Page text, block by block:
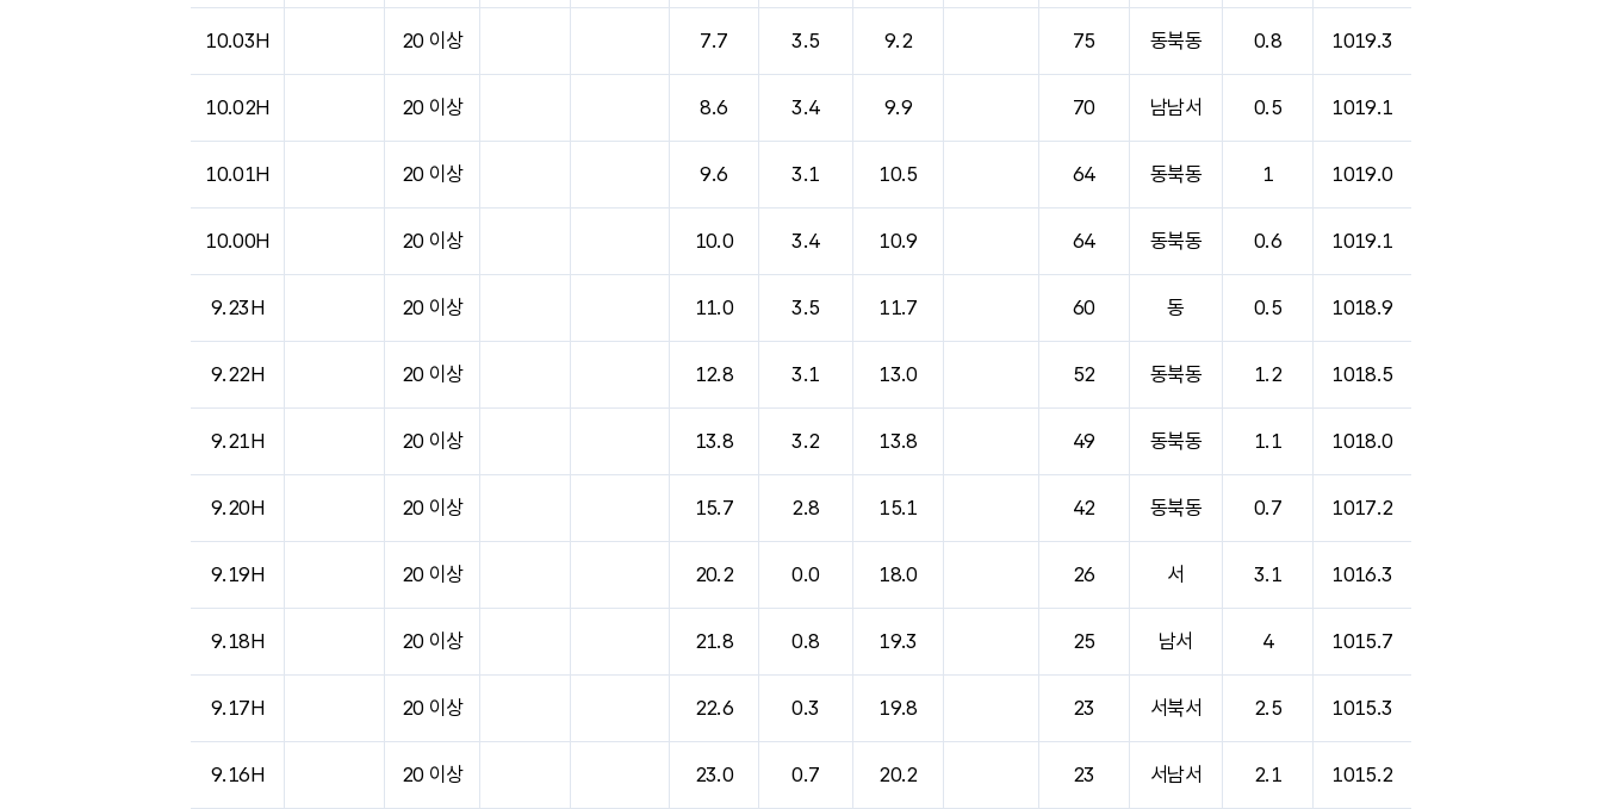
10.03H 20 이상 7.7 3.5 9.2 75 동북동 0.8 1019.3
10.02H 20 이상 8.6 3.4 9.9 70 남남서 0.5 1019.1
10.01H 20 이상 9.6 3.1 10.5 64 동북동 1 1019.0
10.00H 20 이상 10.0 3.4 10.9 64 동북동 0.6 1019.1
9.23H 20 이상 11.0 3.5 11.7 60 동 0.5 1018.9
9.22H 20 이상 12.8 3.1 13.0 52 동북동 1.2 1018.5
9.21H 20 이상 13.8 3.2 13.8 49 동북동 1.1 1018.0
9.20H 20 이상 15.7 2.8 15.1 42 동북동 0.7 1017.2
9.19H 20 이상 20.2 0.0 18.0 26 서 3.1 1016.3
9.18H 20 이상 21.8 0.8 19.3 25 남서 4 1015.7
9.17H 20 이상 22.6 0.3 19.8 23 서북서 2.5 1015.3
9.16H 20 이상 23.0 0.7 20.2 23 서남서 2.1 1015.2